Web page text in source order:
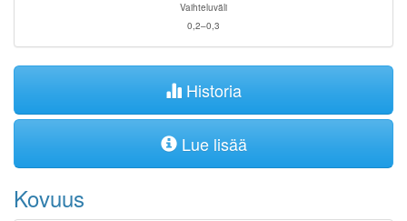
Vaihteluväli
0,2–0,3
Historia
Lue lisää
Kovuus